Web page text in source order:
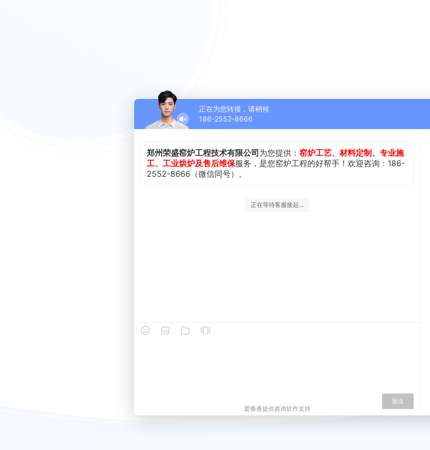
正在为您转接，请稍候
186-2552-8666
郑州荣盛窑炉工程技术有限公司 为您提供： 窑炉工艺、材料定制、专业施
工、工业烘炉及售后维保服务，是您窑炉工程的好帮手！欢迎咨询：186-
2552-8666（微信同号）。
正在等待客服接起...
发送